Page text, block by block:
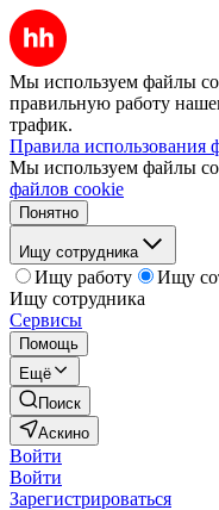
Мы используем файлы
правильную работу
трафик.
Правила использования
Мы используем файлы
файлов cookie
Понятно
Ищу сотрудника
Ищу работу
Ищу
Ищу сотрудника
Сервисы
Помощь
Ещё
Поиск
Аскино
Войти
Войти
Зарегистрироваться